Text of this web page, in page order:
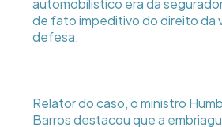
automobilístico era da
de fato impeditivo do direito da
defesa.
Relator do caso, o ministro
Barros destacou que a